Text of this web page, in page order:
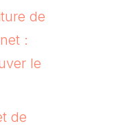
de
:
le
de